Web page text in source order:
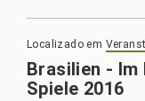
Localizado em
Brasilien - Im
Spiele 2016